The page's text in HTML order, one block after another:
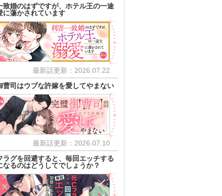
致婚のはずですが、ホテル王の一途
に蕩かされています
最新話更新：2026.07.22
曹司はウブな許嫁を愛してやまない
最新話更新：2026.07.10
ラグを回避すると、毎回エッチする
なるのはどうしてでしょうか？